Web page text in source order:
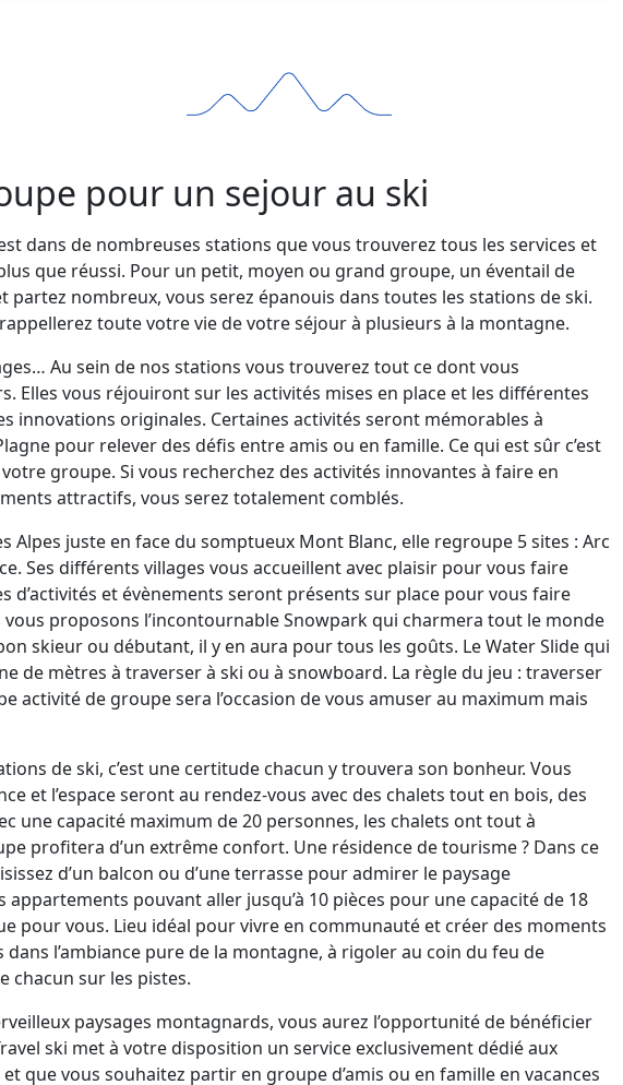
pour un sejour au ski
dans de nombreuses stations que vous trouverez tous les services et
que réussi. Pour un petit, moyen ou grand groupe, un éventail de
partez nombreux, vous serez épanouis dans toutes les stations de ski.
toute votre vie de votre séjour à plusieurs à la montagne.
Au sein de nos stations vous trouverez tout ce dont vous
Elles vous réjouiront sur les activités mises en place et les différentes
innovations originales. Certaines activités seront mémorables à
pour relever des défis entre amis ou en famille. Ce qui est sûr c’est
groupe. Si vous recherchez des activités innovantes à faire en
attractifs, vous serez totalement comblés.
Alpes juste en face du somptueux Mont Blanc, elle regroupe 5 sites : Arc
Ses différents villages vous accueillent avec plaisir pour vous faire
d’activités et évènements seront présents sur place pour vous faire
proposons l’incontournable Snowpark qui charmera tout le monde
skieur ou débutant, il y en aura pour tous les goûts. Le Water Slide qui
de mètres à traverser à ski ou à snowboard. La règle du jeu : traverser
activité de groupe sera l’occasion de vous amuser au maximum mais
de ski, c’est une certitude chacun y trouvera son bonheur. Vous
et l’espace seront au rendez-vous avec des chalets tout en bois, des
une capacité maximum de 20 personnes, les chalets ont tout à
profitera d’un extrême confort. Une résidence de tourisme ? Dans ce
d’un balcon ou d’une terrasse pour admirer le paysage
pouvant aller jusqu’à 10 pièces pour une capacité de 18
pour vous. Lieu idéal pour vivre en communauté et créer des moments
l’ambiance pure de la montagne, à rigoler au coin du feu de
chacun sur les pistes.
paysages montagnards, vous aurez l’opportunité de bénéficier
ski met à votre disposition un service exclusivement dédié aux
que vous souhaitez partir en groupe d’amis ou en famille en vacances